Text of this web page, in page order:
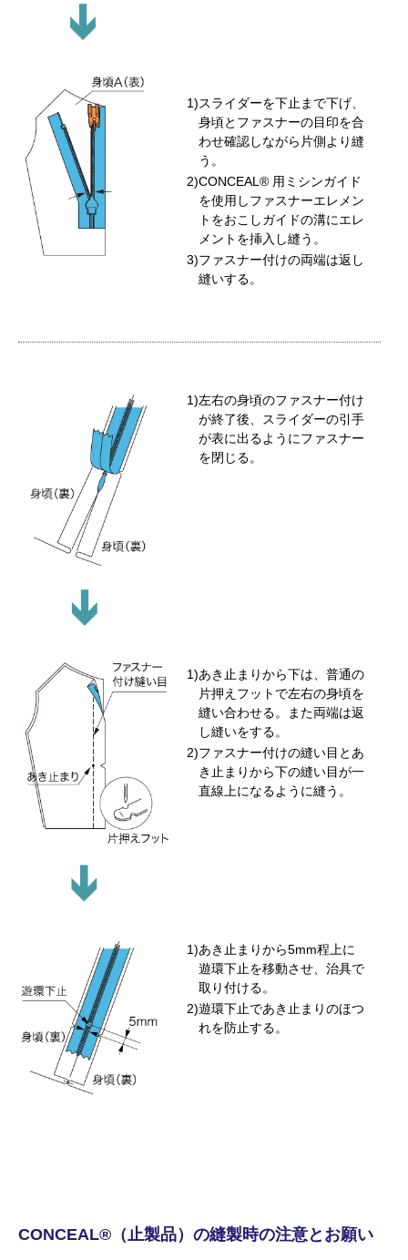
スライダーを下止まで下げ、
身頃とファスナーの目印を合
わせ確認しながら片側より縫
う。
CONCEAL® 用ミシンガイド
を使用しファスナーエレメン
トをおこしガイドの溝にエレ
メントを挿入し縫う。
ファスナー付けの両端は返し
縫いする。
左右の身頃のファスナー付け
が終了後、スライダーの引手
が表に出るようにファスナー
を閉じる。
あき止まりから下は、普通の
片押えフットで左右の身頃を
縫い合わせる。また両端は返
し縫いをする。
ファスナー付けの縫い目とあ
き止まりから下の縫い目が一
直線上になるように縫う。
あき止まりから5mm程上に
遊環下止を移動させ、治具で
取り付ける。
遊環下止であき止まりのほつ
れを防止する。
CONCEAL®（止製品）の縫製時の注意とお願い